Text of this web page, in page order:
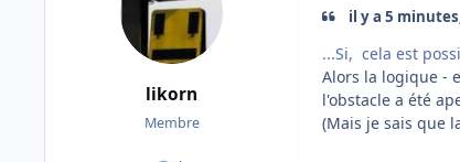
likorn
Membre
il y a 5
...Si, cela est
Alors la logique -
l'obstacle a été
(Mais je sais que